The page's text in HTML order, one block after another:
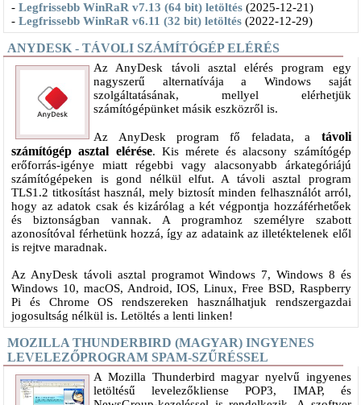
-Legfrissebb WinRaR v7.13 (64 bit) letöltés (2025-12-21)
-Legfrissebb WinRaR v6.11 (32 bit) letöltés (2022-12-29)
ANYDESK - TÁVOLI SZÁMÍTÓGÉP ELÉRÉS
​Az AnyDesk távoli asztal elérés program egy
nagyszerű alternatívája a Windows saját
szolgáltatásának, mellyel elérhetjük
számítógépünket másik eszközről is.
Az AnyDesk program fő feladata, a távoli
számítógép asztal elérése. Kis mérete és alacsony számítógép
erőforrás-igénye miatt régebbi vagy alacsonyabb árkategóriájú
számítógépeken is gond nélkül elfut. A távoli asztal program
TLS1.2 titkosítást használ, mely biztosít minden felhasználót arról,
hogy az adatok csak és kizárólag a két végpontja hozzáférhetőek
és biztonságban vannak. A programhoz személyre szabott
azonosítóval férhetünk hozzá, így az adataink az illetéktelenek elől
is rejtve maradnak.
Az AnyDesk távoli asztal programot Windows 7, Windows 8 és
Windows 10, macOS, Android, IOS, Linux, Free BSD, Raspberry
Pi és Chrome OS rendszereken használhatjuk rendszergazdai
jogosultság nélkül is. Letöltés a lenti linken!
MOZILLA THUNDERBIRD (MAGYAR) INGYENES
LEVELEZŐPROGRAM SPAM-SZŰRÉSSEL
A Mozilla Thunderbird magyar nyelvű ingyenes
letöltésű levelezőkliense POP3, IMAP, és